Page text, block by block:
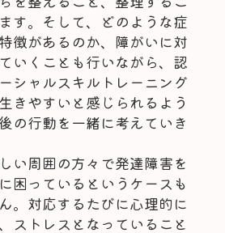
す。そして、どのような症
徴があるのか、障がいに対
いくことも行いながら、認
シャルスキルトレーニング
きやすいと感じられるよう
の行動を一緒に考えていき
い周囲の方々で発達障害を
困っているというケースも
。対応するたびに心理的に
ストレスとなっていること